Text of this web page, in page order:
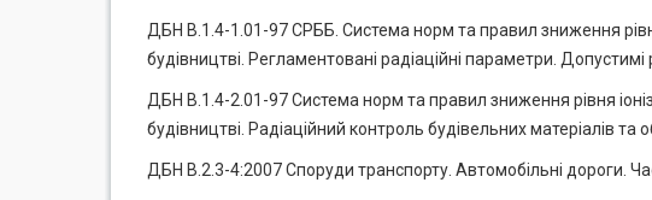
ДБН В.1.4-1.01-97 СРББ. Система норм та правил зниження
будівництві. Регламентовані радіаційні параметри. Допустимі
ДБН В.1.4-2.01-97 Система норм та правил зниження рівня
будівництві. Радіаційний контроль будівельних матеріалів та
ДБН В.2.3-4:2007 Споруди транспорту. Автомобільні дороги.